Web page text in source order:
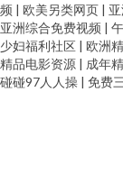
京热15p 国产社区情
肏屄 日本AV在线直
频 | 欧美另类网页 |
亚洲综合免费视频 |
少妇福利社区 | 欧洲
精品电影资源 | 成年
碰碰97人人操 | 免费